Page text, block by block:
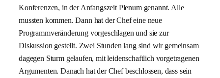
Konferenzen, in der Anfangszeit Plenum genannt. Alle
mussten kommen. Dann hat der Chef eine neue
Programmveränderung vorgeschlagen und sie zur
Diskussion gestellt. Zwei Stunden lang sind wir gemeinsam
dagegen Sturm gelaufen, mit leidenschaftlich vorgetragenen
Argumenten. Danach hat der Chef beschlossen, dass sein